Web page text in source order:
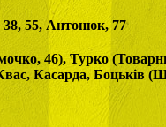
55, Антонюк, 77
46), Турко
Касарда, Боцьків